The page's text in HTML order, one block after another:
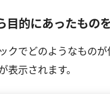
目的にあったもの
クでどのようなもの
表示されます。